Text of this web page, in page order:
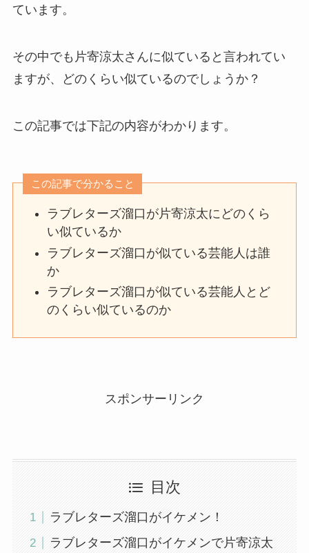
ています。
その中でも片寄涼太さんに似ていると言われてい
ますが、どのくらい似ているのでしょうか？
この記事では下記の内容がわかります。
この記事で分かること
ラブレターズ溜口が片寄涼太にどのくら
い似ているか
ラブレターズ溜口が似ている芸能人は誰
か
ラブレターズ溜口が似ている芸能人とど
のくらい似ているのか
スポンサーリンク
目次
ラブレターズ溜口がイケメン！
ラブレターズ溜口がイケメンで片寄涼太